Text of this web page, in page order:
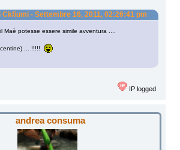
- Settembre 16, 2011, 02:26:41 pm
Maè potesse essere simile avventura ....
... !!!!!
IP logged
andrea consuma